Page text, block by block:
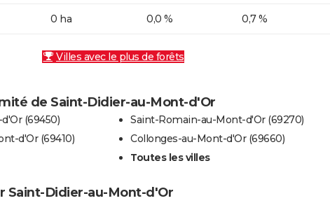
0 ha 0,0 % 0,7 %
Villes avec le plus de forêts
de Saint-Didier-au-Mont-d'Or
(69450)
d'Or (69410)
Saint-Romain-au-Mont-d'Or (69270)
Collonges-au-Mont-d'Or (69660)
Toutes les villes
Saint-Didier-au-Mont-d'Or